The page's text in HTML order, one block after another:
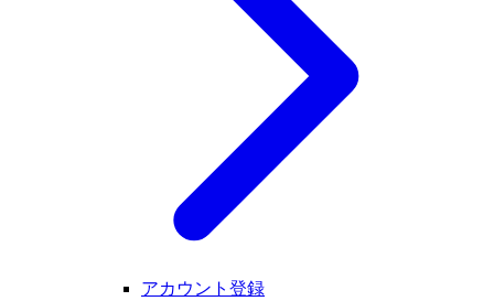
アカウント登録